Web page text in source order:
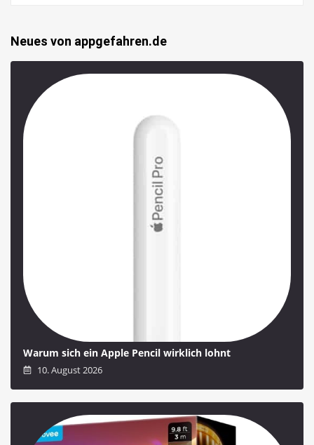
Neues von appgefahren.de
Warum sich ein Apple Pencil wirklich lohnt
10. August 2026